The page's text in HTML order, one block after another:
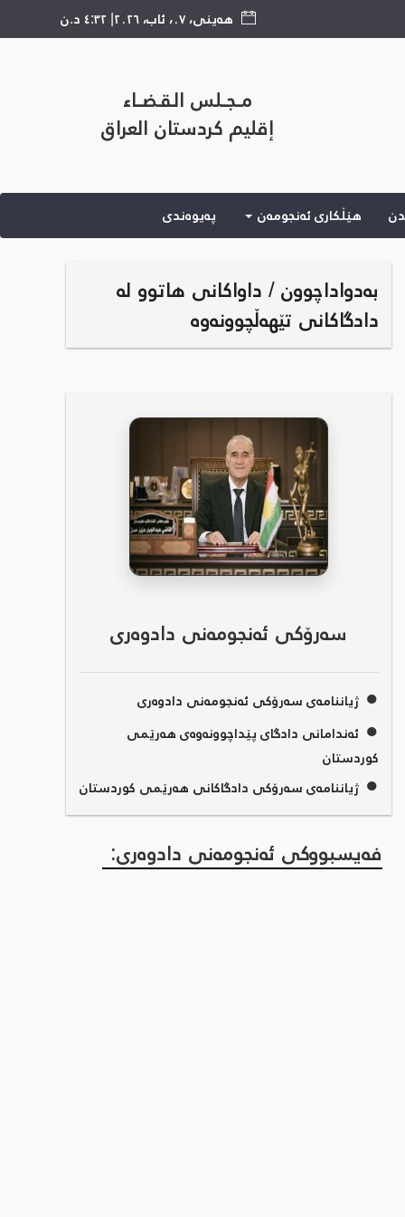
هەینی، ٠٧، ئاب، ٢٠٢٦ ٤:٣٢ د.ن
مــجــلس الـقـضــاء
إقليم كردستان العراق
هێڵكاری ئه‌نجومه‌ن پەیوەندی
بەدواداچوون / داواکانی هاتوو لە
دادگاکانی تێهەڵچوونەوە
سەرۆکی ئەنجومەنی دادوەری
●ژیاننامەی سەرۆکی ئەنجومەنی دادوەری
● ئەندامانی دادگای پێداچوونەوەی هەرێمی
کوردستان
●ژیاننامەی سەرۆکی دادگاکانی هەرێمی کوردستان
فەیسبووکی ئەنجومەنی دادوەری: